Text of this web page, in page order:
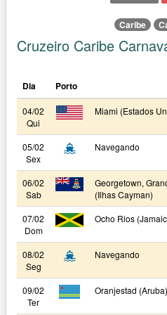
Caribe
Cruzeiro Caribe
Dia Porto
04/02
Qui
Miami (Estados
05/02
Sex
Navegando
06/02
Sab
Georgetown,
(Ilhas Cayman)
07/02
Dom
Ocho Rios
08/02
Seg
Navegando
09/02
Ter
Oranjestad